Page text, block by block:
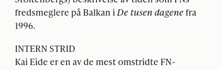
fredsmeglere på Balkan i De tusen dagene fra
1996.
INTERN STRID
Kai Eide er en av de mest omstridte FN-